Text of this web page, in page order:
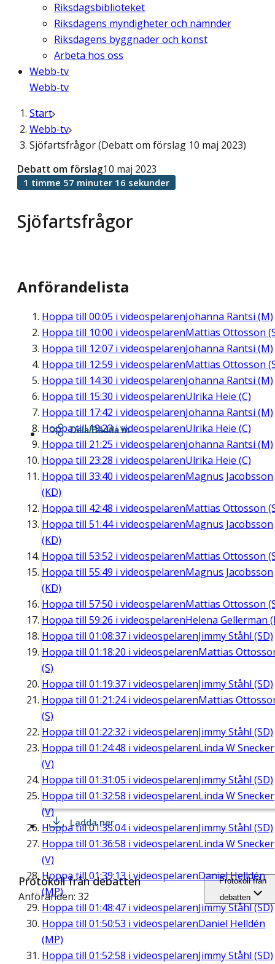
Riksdagsbiblioteket
Riksdagens myndigheter och nämnder
Riksdagens byggnader och konst
Arbeta hos oss
Webb-tv
Webb-tv
Start
Webb-tv
Sjöfartsfrågor (Debatt om förslag 10 maj 2023)
Sjöfartsfrågor
Debatt om förslag10 maj 2023
1 timme 57 minuter 16 sekunder
Anförandelista
Hoppa till 00:05 i videospelarenJohanna Rantsi (M)
Hoppa till 10:00 i videospelarenMattias Ottosson
Hoppa till 12:07 i videospelarenJohanna Rantsi (M)
Hoppa till 12:59 i videospelarenMattias Ottosson
Hoppa till 14:30 i videospelarenJohanna Rantsi (M)
Hoppa till 15:30 i videospelarenUlrika Heie (C)
Hoppa till 17:42 i videospelarenJohanna Rantsi (M)
Hoppa till19:23i videospelarenUlrika Heie (C)
Hoppa till 21:25 i videospelarenJohanna Rantsi (M)
Hoppa till 23:28 i videospelarenUlrika Heie (C)
Hoppa till 33:40 i videospelarenMagnus Jacobsson
(KD)
Hoppa till 42:48 i videospelarenMattias Ottosson
Hoppa till 51:44i videospelarenMagnus Jacobsson
(KD)
Hoppa till 53:52 i videospelarenMattias Ottosson
Hoppa till 55:49 i videospelarenMagnus Jacobsson
(KD)
Hoppa till 57:50 i videospelarenMattias Ottosson
Hoppa till 59:26 i videospelarenHelena Gellerman
Hoppa till 01:08:37 i videospelarenJimmy Ståhl (SD)
Hoppa till 01:18:20 i videospelarenMattias
(S)
Hoppa till 01:19:37 i videospelarenJimmy Ståhl (SD)
Hoppa till 01:21:24i videospelarenMattias
(S)
Hoppa till 01:22:32 i videospelarenJimmy Ståhl (SD)
Hoppa till 01:24:48 i videospelarenLinda W Snecker
(V)
Hoppa till 01:31:05 i videospelarenJimmy Ståhl (SD)
Hoppa till 01:32:58 i videospelarenLinda W Snecker
(V)
Hoppa till01:35:04i videospelarenJimmy Ståhl (SD)
Hoppa till 01:36:58 i videospelarenLinda W Snecker
(V)
Hoppa till 01:39:13 i videospelarenDaniel Helldén
(MP)
Hoppa till 01:48:47 i videospelarenJimmy Ståhl (SD)
Hoppa till 01:50:53 i videospelarenDaniel Helldén
(MP)
Hoppa till 01:52:58 i videospelarenJimmy Ståhl (SD)
Dela/Bädda in
Ladda ner
Protokoll från debatten
Anföranden: 32
Protokoll från
debatten